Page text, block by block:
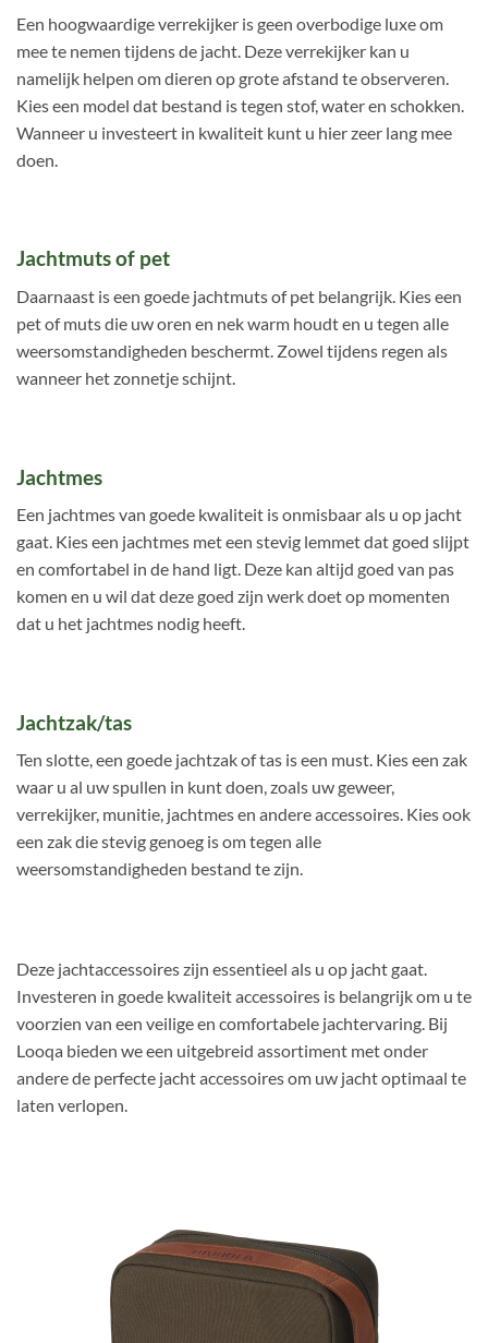
Een hoogwaardige verrekijker is geen overbodige luxe om
mee te nemen tijdens de jacht. Deze verrekijker kan u
namelijk helpen om dieren op grote afstand te observeren.
Kies een model dat bestand is tegen stof, water en schokken.
Wanneer u investeert in kwaliteit kunt u hier zeer lang mee
doen.
Jachtmuts of pet
Daarnaast is een goede jachtmuts of pet belangrijk. Kies een
pet of muts die uw oren en nek warm houdt en u tegen alle
weersomstandigheden beschermt. Zowel tijdens regen als
wanneer het zonnetje schijnt.
Jachtmes
Een jachtmes van goede kwaliteit is onmisbaar als u op jacht
gaat. Kies een jachtmes met een stevig lemmet dat goed slijpt
en comfortabel in de hand ligt. Deze kan altijd goed van pas
komen en u wil dat deze goed zijn werk doet op momenten
dat u het jachtmes nodig heeft.
Jachtzak/tas
Ten slotte, een goede jachtzak of tas is een must. Kies een zak
waar u al uw spullen in kunt doen, zoals uw geweer,
verrekijker, munitie, jachtmes en andere accessoires. Kies ook
een zak die stevig genoeg is om tegen alle
weersomstandigheden bestand te zijn.
Deze jachtaccessoires zijn essentieel als u op jacht gaat.
Investeren in goede kwaliteit accessoires is belangrijk om u te
voorzien van een veilige en comfortabele jachtervaring. Bij
Looqa bieden we een uitgebreid assortiment met onder
andere de perfecte jacht accessoires om uw jacht optimaal te
laten verlopen.